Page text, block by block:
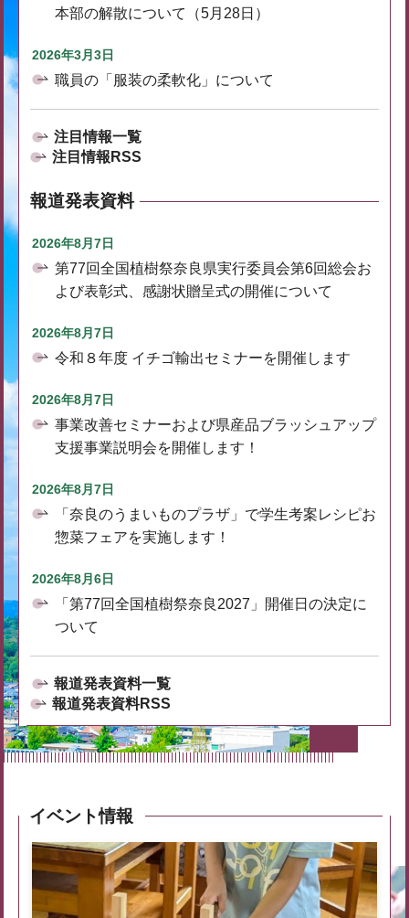
本部の解散について（5月28日）
2026年3月3日
職員の「服装の柔軟化」について
注目情報一覧
注目情報RSS
報道発表資料
2026年8月7日
第77回全国植樹祭奈良県実行委員会第6回総会お
よび表彰式、感謝状贈呈式の開催について
2026年8月7日
令和８年度 イチゴ輸出セミナーを開催します
2026年8月7日
事業改善セミナーおよび県産品ブラッシュアップ
支援事業説明会を開催します！
2026年8月7日
「奈良のうまいものプラザ」で学生考案レシピお
惣菜フェアを実施します！
2026年8月6日
「第77回全国植樹祭奈良2027」開催日の決定に
ついて
報道発表資料一覧
報道発表資料RSS
イベント情報